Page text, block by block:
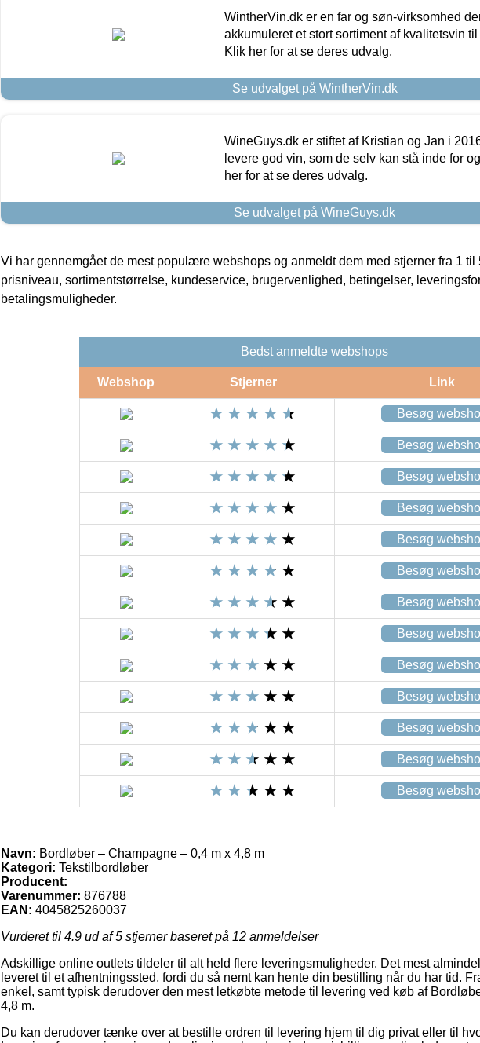
WintherVin.dk er en far og søn-virksomhed
akkumuleret et stort sortiment af kvalitetsvin
Klik her for at se deres udvalg.
Se udvalget på WintherVin.dk
WineGuys.dk er stiftet af Kristian og Jan i
levere god vin, som de selv kan stå inde for
her for at se deres udvalg.
Se udvalget på WineGuys.dk
Vi har gennemgået de mest populære webshops og anmeldt dem med stjerner fra 1 til
prisniveau, sortimentstørrelse, kundeservice, brugervenlighed, betingelser,
betalingsmuligheder.
Bedst anmeldte webshops
Webshop Stjerner Link
Besøg
Besøg
Besøg
Besøg
Besøg
Besøg
Besøg
Besøg
Besøg
Besøg
Besøg
Besøg
Besøg
Navn: Bordløber – Champagne – 0,4 m x 4,8 m
Kategori: Tekstilbordløber
Producent:
Varenummer: 876788
EAN: 4045825260037
Vurderet til 4.9 ud af 5 stjerner baseret på 12 anmeldelser
Adskillige online outlets tildeler til alt held flere leveringsmuligheder. Det mest
leveret til et afhentningssted, fordi du så nemt kan hente din bestilling når du har tid.
enkel, samt typisk derudover den mest letkøbte metode til levering ved køb af
4,8 m.
Du kan derudover tænke over at bestille ordren til levering hjem til dig privat eller til